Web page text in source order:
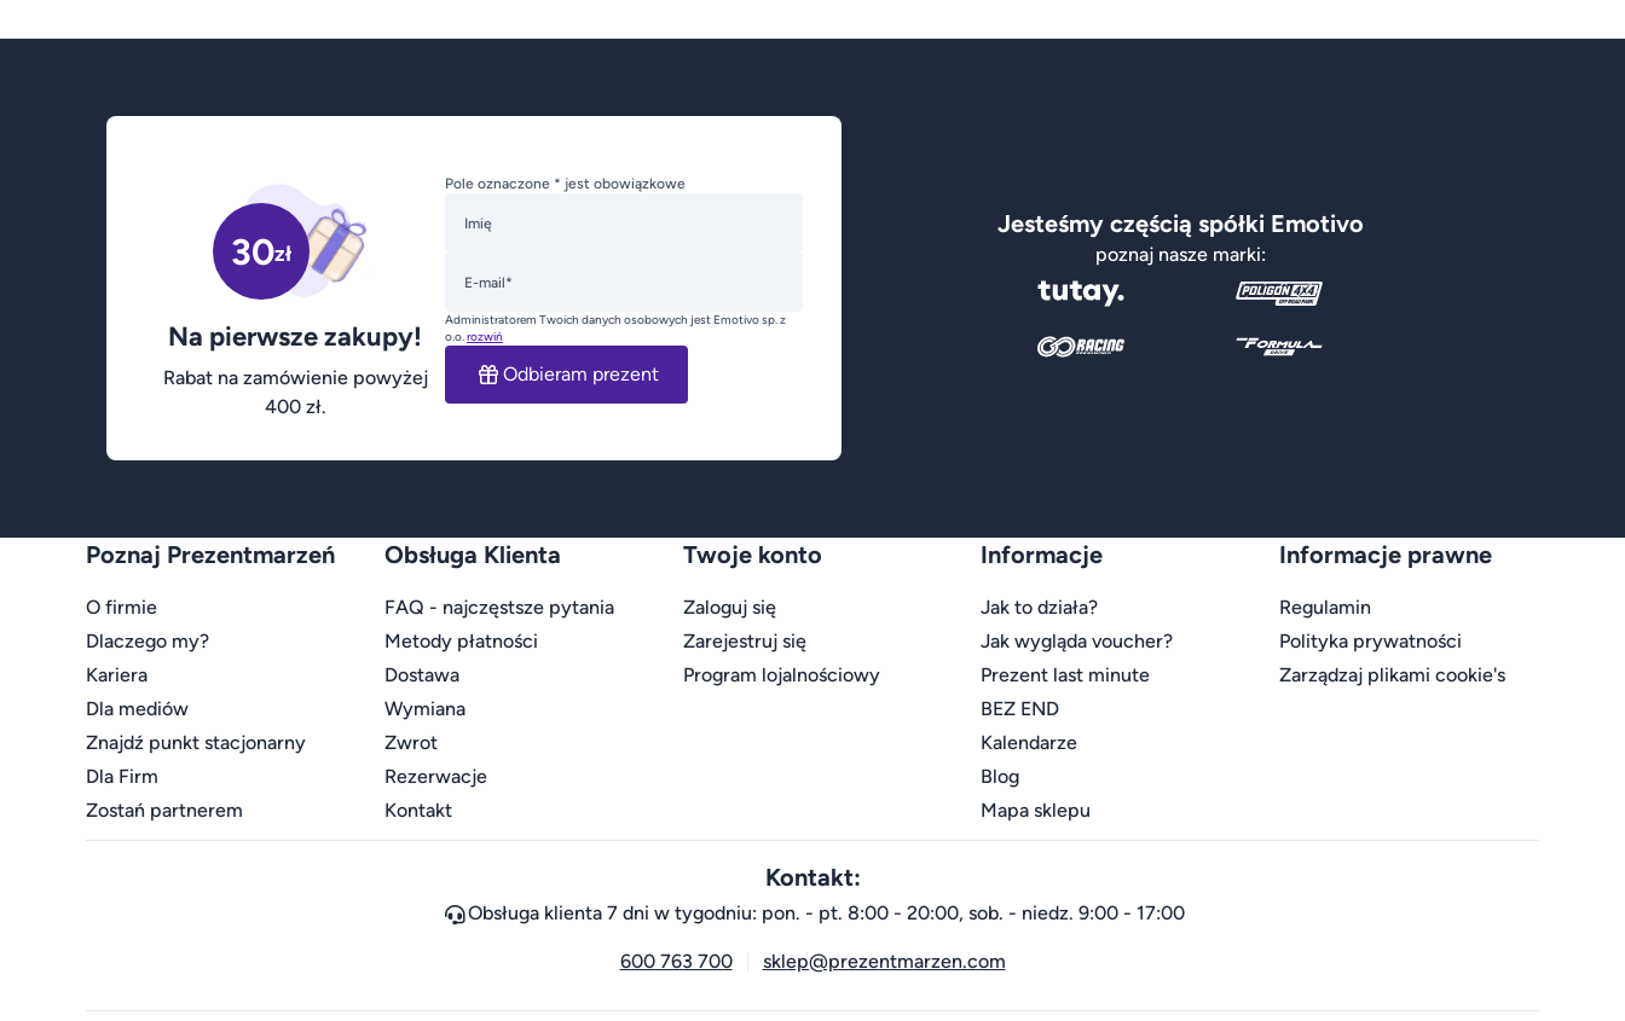
30zł
Na pierwsze zakupy!
Rabat na zamówienie powyżej
400 zł.
Pole oznaczone * jest obowiązkowe
Imię
E-mail*
Administratorem Twoich danych osobowych jest Emotivo sp. z
o.o.rozwiń
Odbieram prezent
Jesteśmy częścią spółki Emotivo
poznaj nasze marki:
Poznaj Prezentmarzeń
O firmie
Dlaczego my?
Kariera
Dla mediów
Znajdź punkt stacjonarny
Dla Firm
Zostań partnerem
Obsługa Klienta
FAQ - najczęstsze pytania
Metody płatności
Dostawa
Wymiana
Zwrot
Rezerwacje
Kontakt
Twoje konto
Zaloguj się
Zarejestruj się
Program lojalnościowy
Informacje
Jak to działa?
Jak wygląda voucher?
Prezent last minute
BEZ END
Kalendarze
Blog
Mapa sklepu
Informacje prawne
Regulamin
Polityka prywatności
Zarządzaj plikami cookie's
Kontakt:
Obsługa klienta 7 dni w tygodniu: pon. - pt. 8:00 - 20:00, sob. - niedz. 9:00 - 17:00
600 763 700 sklep@prezentmarzen.com